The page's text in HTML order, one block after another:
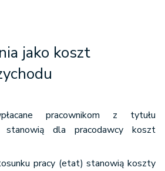
jako koszt
pracownikom z tytułu
stanowią dla pracodawcy koszt
pracy (etat) stanowią koszty